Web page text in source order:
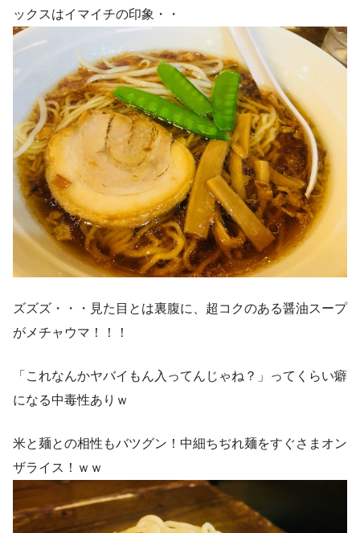
ックスはイマイチの印象・・
ズズズ・・・見た目とは裏腹に、超コクのある醤油スープ
がメチャウマ！！！
「これなんかヤバイもん入ってんじゃね？」ってくらい癖
になる中毒性ありｗ
米と麺との相性もバツグン！中細ちぢれ麺をすぐさまオン
ザライス！ｗｗ